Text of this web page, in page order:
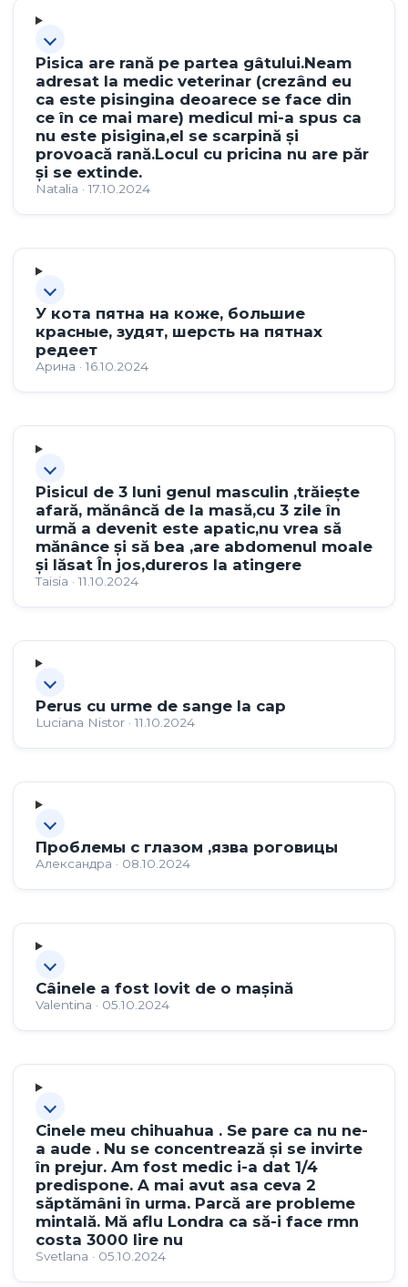
Pisica are rană pe partea gâtului.Neam
adresat la medic veterinar (crezând eu
ca este pisingina deoarece se face din
ce în ce mai mare) medicul mi-a spus ca
nu este pisigina,el se scarpină și
provoacă rană.Locul cu pricina nu are păr
și se extinde.
Natalia · 17.10.2024
У кота пятна на коже, большие
красные, зудят, шерсть на пятнах
редеет
Арина · 16.10.2024
Pisicul de 3 luni genul masculin ,trăiește
afară, mănâncă de la masă,cu 3 zile în
urmă a devenit este apatic,nu vrea să
mănânce și să bea ,are abdomenul moale
și lăsat În jos,dureros la atingere
Taisia · 11.10.2024
Perus cu urme de sange la cap
Luciana Nistor · 11.10.2024
Проблемы с глазом ,язва роговицы
Александра · 08.10.2024
Câinele a fost lovit de o mașină
Valentina · 05.10.2024
Cinele meu chihuahua . Se pare ca nu ne-
a aude . Nu se concentrează și se invirte
în prejur. Am fost medic i-a dat 1/4
predispone. A mai avut asa ceva 2
săptămâni în urma. Parcă are probleme
mintală. Mă aflu Londra ca să-i face rmn
costa 3000 lire nu
Svetlana · 05.10.2024